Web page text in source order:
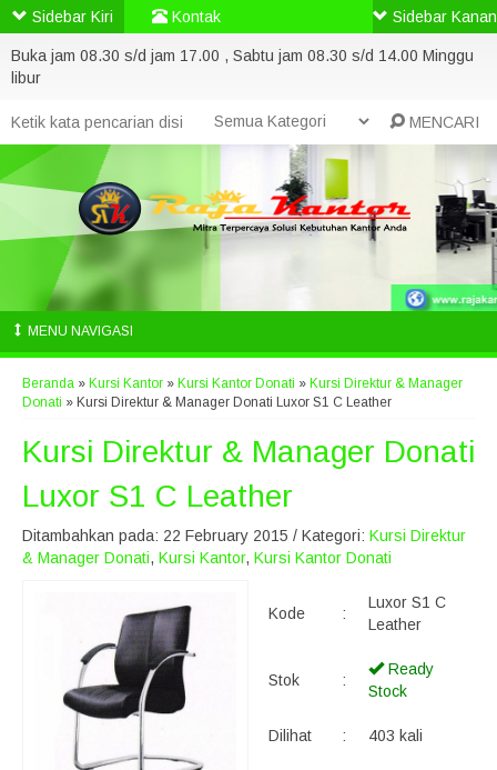
Buka jam 08.30 s/d jam 17.00 , Sabtu jam 08.30 s/d 14.00 Minggu
libur
MENCARI
MENU NAVIGASI
Beranda » Kursi Kantor » Kursi Kantor Donati » Kursi Direktur & Manager
Donati » Kursi Direktur & Manager Donati Luxor S1 C Leather
Kursi Direktur & Manager Donati
Luxor S1 C Leather
Ditambahkan pada: 22 February 2015 / Kategori: Kursi Direktur
& Manager Donati, Kursi Kantor, Kursi Kantor Donati
Kode :
Luxor S1 C
Leather
Stok :
Ready
Stock
Dilihat : 403 kali
Sidebar Kiri Kontak Sidebar Kanan